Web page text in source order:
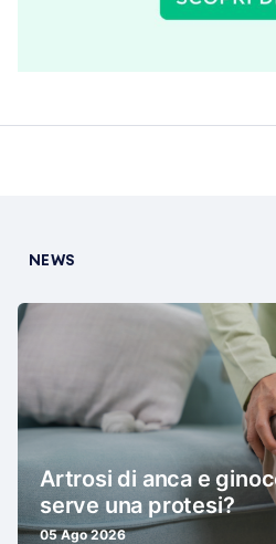
NEWS
Artrosi di anca e
serve una protesi?
05 Ago 2026